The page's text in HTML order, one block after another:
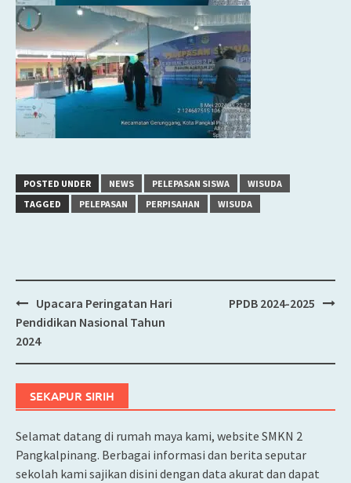
POSTED UNDER NEWS PELEPASAN SISWA
WISUDA
TAGGED
PELEPASAN PERPISAHAN WISUDA
Post
navigation
Upacara Peringatan Hari
Pendidikan Nasional Tahun
2024
PPDB 2024-2025
SEKAPUR SIRIH
Selamat datang di rumah maya kami, website SMKN 2
Pangkalpinang. Berbagai informasi dan berita seputar
sekolah kami sajikan disini dengan data akurat dan dapat